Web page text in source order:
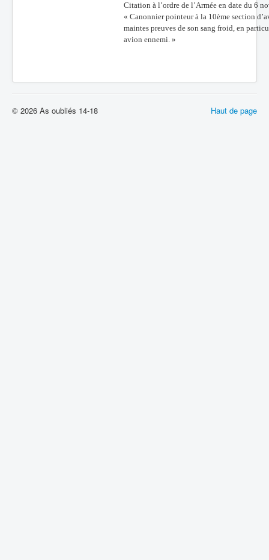
Citation à l’ordre de l’Armée en date du 6
« Canonnier pointeur à la 10ème section
maintes preuves de son sang froid, en
avion ennemi. »
Haut de page
© 2026 As oubliés 14-18